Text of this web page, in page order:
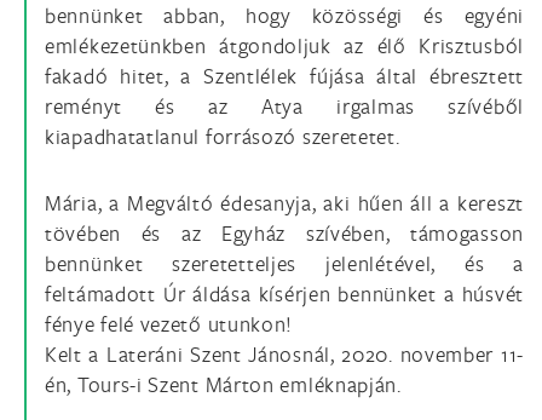
bennünket abban, hogy közösségi és egyéni
emlékezetünkben átgondoljuk az élő Krisztusból
fakadó hitet, a Szentlélek fújása által ébresztett
reményt és az Atya irgalmas szívéből
kiapadhatatlanul forrásozó szeretetet.
Mária, a Megváltó édesanyja, aki hűen áll a kereszt
tövében és az Egyház szívében, támogasson
bennünket szeretetteljes jelenlétével, és a
feltámadott Úr áldása kísérjen bennünket a húsvét
fénye felé vezető utunkon!
Kelt a Lateráni Szent Jánosnál, 2020. november 11-
én, Tours-i Szent Márton emléknapján.